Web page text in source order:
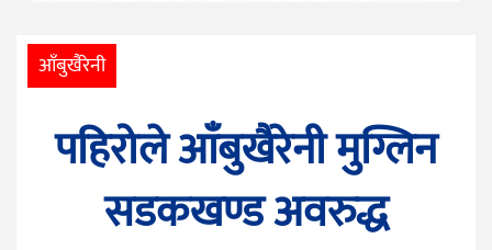
स्वास्थ्य
सुचना
आँबुखैरेनी
पहिरोले आँबुखैरेनी मुग्लिन
सडकखण्ड अवरुद्ध